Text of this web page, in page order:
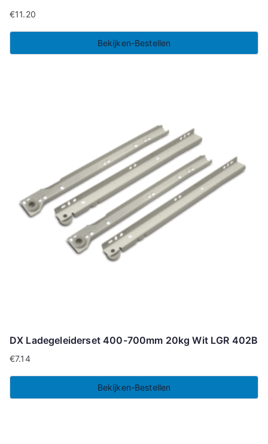
€11.20
Bekijken-Bestellen
DX Ladegeleiderset 400-700mm 20kg Wit LGR 402B
€7.14
Bekijken-Bestellen